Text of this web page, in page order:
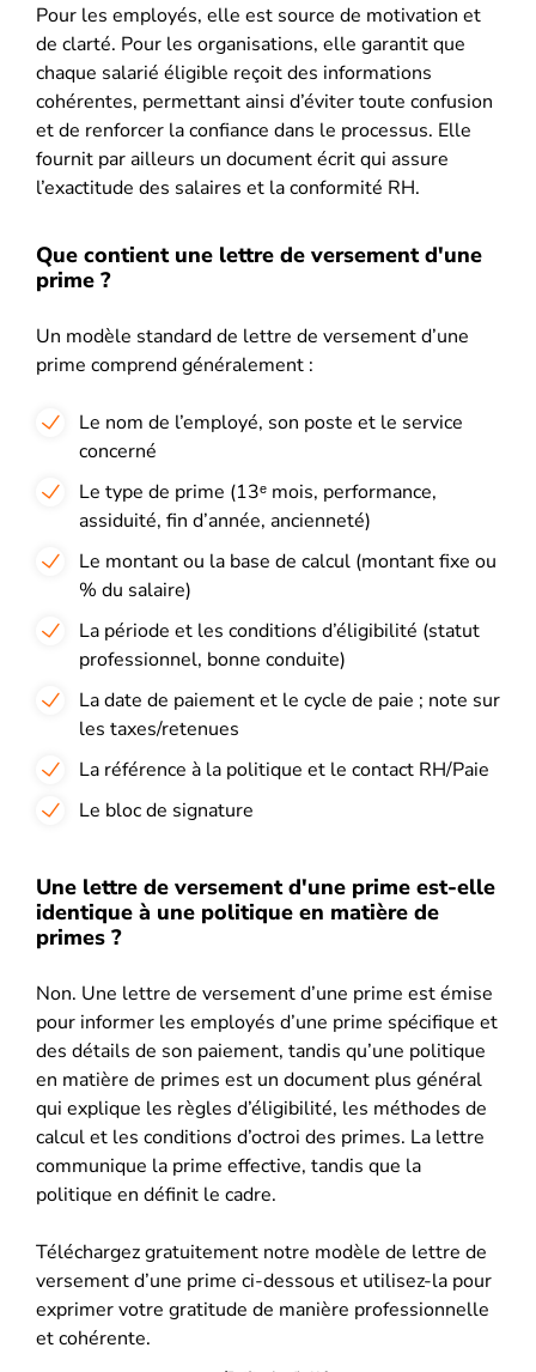
Pour les employés, elle est source de motivation et
de clarté. Pour les organisations, elle garantit que
chaque salarié éligible reçoit des informations
cohérentes, permettant ainsi d’éviter toute confusion
et de renforcer la confiance dans le processus. Elle
fournit par ailleurs un document écrit qui assure
l’exactitude des salaires et la conformité RH.
Que contient une lettre de versement d'une
prime ?
Un modèle standard de lettre de versement d’une
prime comprend généralement :
Le nom de l’employé, son poste et le service
concerné
Le type de prime (13ᵉ mois, performance,
assiduité, fin d’année, ancienneté)
Le montant ou la base de calcul (montant fixe ou
% du salaire)
La période et les conditions d’éligibilité (statut
professionnel, bonne conduite)
La date de paiement et le cycle de paie ; note sur
les taxes/retenues
La référence à la politique et le contact RH/Paie
Le bloc de signature
Une lettre de versement d'une prime est-elle
identique à une politique en matière de
primes ?
Non. Une lettre de versement d’une prime est émise
pour informer les employés d’une prime spécifique et
des détails de son paiement, tandis qu’une politique
en matière de primes est un document plus général
qui explique les règles d’éligibilité, les méthodes de
calcul et les conditions d’octroi des primes. La lettre
communique la prime effective, tandis que la
politique en définit le cadre.
Téléchargez gratuitement notre modèle de lettre de
versement d’une prime ci-dessous et utilisez-la pour
exprimer votre gratitude de manière professionnelle
et cohérente.